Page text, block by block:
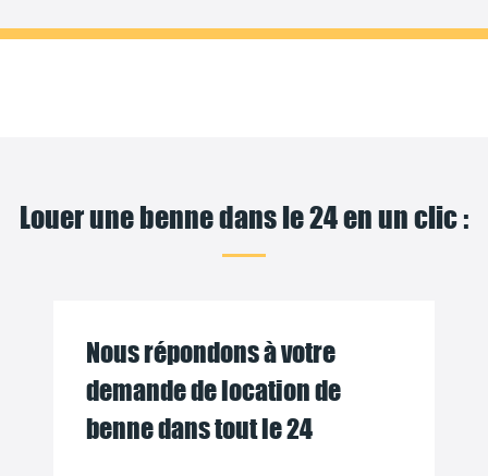
Louer une benne dans le 24 en un clic :
Nous répondons à votre
demande de location de
benne dans tout le 24